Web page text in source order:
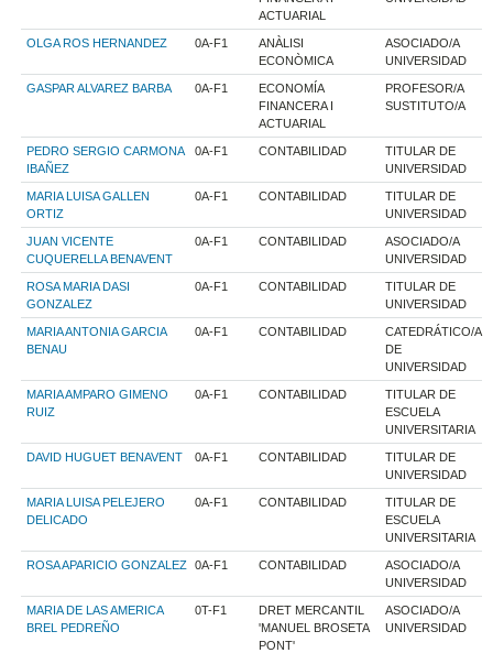
ACTUARIAL
OLGA ROS HERNANDEZ 0A-F1
ANÀLISI
ECONÒMICA
ASOCIADO/A
UNIVERSIDAD
GASPAR ALVAREZ BARBA 0A-F1
ECONOMÍA
FINANCERA I
ACTUARIAL
PROFESOR/A
SUSTITUTO/A
PEDRO SERGIO CARMONA
IBAÑEZ
0A-F1 CONTABILIDAD
TITULAR DE
UNIVERSIDAD
MARIA LUISA GALLEN
ORTIZ
0A-F1 CONTABILIDAD
TITULAR DE
UNIVERSIDAD
JUAN VICENTE
CUQUERELLA BENAVENT
0A-F1 CONTABILIDAD
ASOCIADO/A
UNIVERSIDAD
ROSA MARIA DASI
GONZALEZ
0A-F1 CONTABILIDAD
TITULAR DE
UNIVERSIDAD
MARIA ANTONIA GARCIA
BENAU
0A-F1 CONTABILIDAD
CATEDRÁTICO/A
DE
UNIVERSIDAD
MARIA AMPARO GIMENO
RUIZ
0A-F1 CONTABILIDAD
TITULAR DE
ESCUELA
UNIVERSITARIA
DAVID HUGUET BENAVENT 0A-F1 CONTABILIDAD
TITULAR DE
UNIVERSIDAD
MARIA LUISA PELEJERO
DELICADO
0A-F1 CONTABILIDAD
TITULAR DE
ESCUELA
UNIVERSITARIA
ROSA APARICIO GONZALEZ 0A-F1 CONTABILIDAD
ASOCIADO/A
UNIVERSIDAD
MARIA DE LAS AMERICA
BREL PEDREÑO
0T-F1
DRET MERCANTIL
'MANUEL BROSETA
PONT'
ASOCIADO/A
UNIVERSIDAD